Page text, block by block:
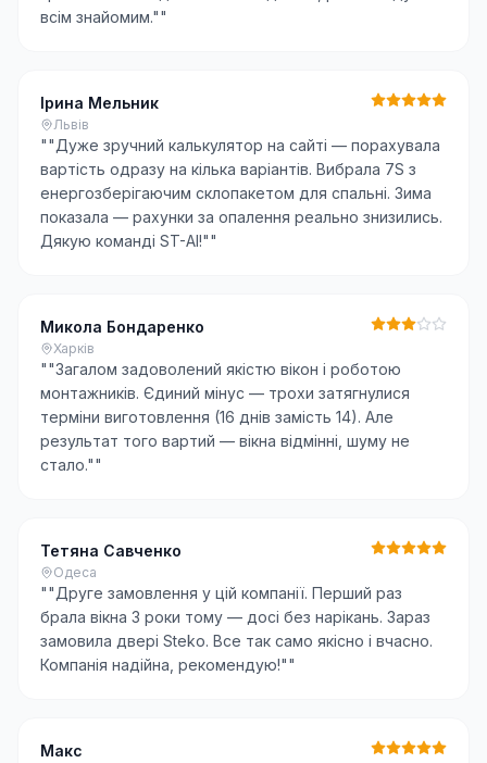
всім знайомим.""
Ірина Мельник
Львів
""Дуже зручний калькулятор на сайті — порахувала
вартість одразу на кілька варіантів. Вибрала 7S з
енергозберігаючим склопакетом для спальні. Зима
показала — рахунки за опалення реально знизились.
Дякую команді ST-AI!""
Микола Бондаренко
Харків
""Загалом задоволений якістю вікон і роботою
монтажників. Єдиний мінус — трохи затягнулися
терміни виготовлення (16 днів замість 14). Але
результат того вартий — вікна відмінні, шуму не
стало.""
Тетяна Савченко
Одеса
""Друге замовлення у цій компанії. Перший раз
брала вікна 3 роки тому — досі без нарікань. Зараз
замовила двері Steko. Все так само якісно і вчасно.
Компанія надійна, рекомендую!""
Макс